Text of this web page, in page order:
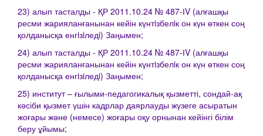
23) алып тасталды - ҚР 2011.10.24 № 487-ІV (алғашқы
ресми жарияланғанынан кейін күнтiзбелiк он күн өткен соң
қолданысқа енгiзiледi) Заңымен;
24) алып тасталды - ҚР 2011.10.24 № 487-ІV (алғашқы
ресми жарияланғанынан кейін күнтiзбелiк он күн өткен соң
қолданысқа енгiзiледi) Заңымен;
25) институт – ғылыми-педагогикалық қызметті, сондай-ақ
кәсіби қызмет үшін кадрлар даярлауды жүзеге асыратын
жоғары және (немесе) жоғары оқу орнынан кейінгі білім
беру ұйымы;